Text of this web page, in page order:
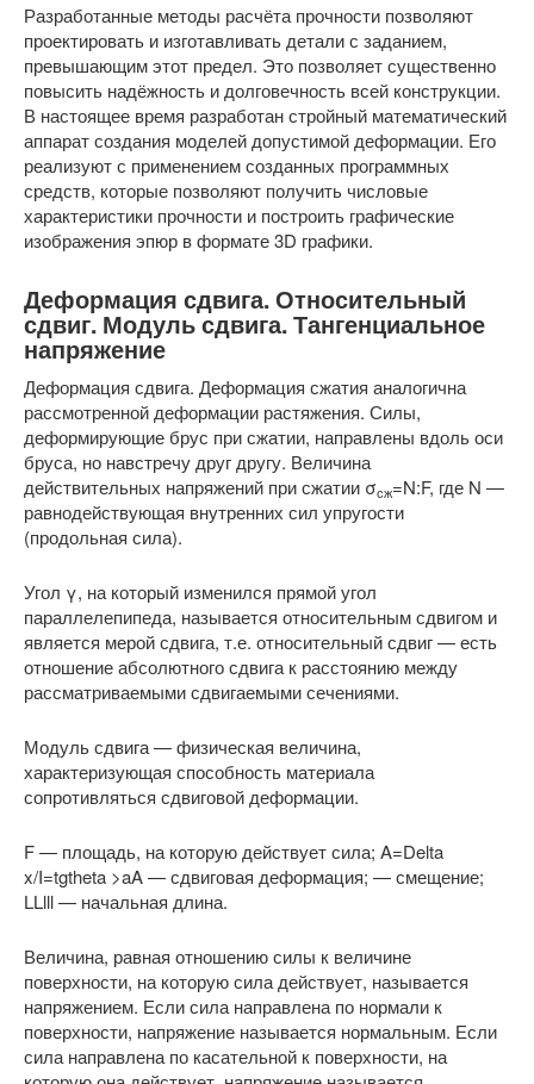
Разработанные методы расчёта прочности позволяют
проектировать и изготавливать детали с заданием,
превышающим этот предел. Это позволяет существенно
повысить надёжность и долговечность всей конструкции.
В настоящее время разработан стройный математический
аппарат создания моделей допустимой деформации. Его
реализуют с применением созданных программных
средств, которые позволяют получить числовые
характеристики прочности и построить графические
изображения эпюр в формате 3D графики.
Деформация сдвига. Относительный
сдвиг. Модуль сдвига. Тангенциальное
напряжение
Деформация сдвига. Деформация сжатия аналогична
рассмотренной деформации растяжения. Силы,
деформирующие брус при сжатии, направлены вдоль оси
бруса, но навстречу друг другу. Величина
действительных напряжений при сжатии σсж=N:F, где N —
равнодействующая внутренних сил упругости
(продольная сила).
Угол γ, на который изменился прямой угол
параллелепипеда, назы­вается относительным сдвигом и
яв­ляется мерой сдвига, т.е. относительный сдвиг — есть
отношение абсолютного сдвига к расстоянию между
рассматриваемыми сдвигаемыми сечениями.
Модуль сдвига — физическая величина,
характеризующая способность материала
сопротивляться сдвиговой деформации.
F — площадь, на которую действует сила; A=Delta
x/I=tgtheta >aA — сдвиговая деформация; — смещение;
LLlll — начальная длина.
Величина, равная отношению силы к величине
поверхности, на которую сила действует, называется
напряжением. Если сила направлена по нормали к
поверхности, напряжение называется нормальным. Если
сила направлена по касательной к поверхности, на